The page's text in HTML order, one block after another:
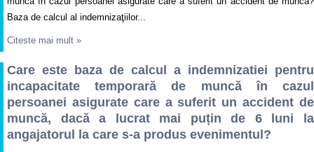
Baza de calcul al indemnizaţiilor...
Citeste mai mult »
Care este baza de calcul a indemnizatiei pentru
incapacitate temporară de muncă în cazul
persoanei asigurate care a suferit un accident de
muncă, dacă a lucrat mai puțin de 6 luni la
angajatorul la care s-a produs evenimentul?